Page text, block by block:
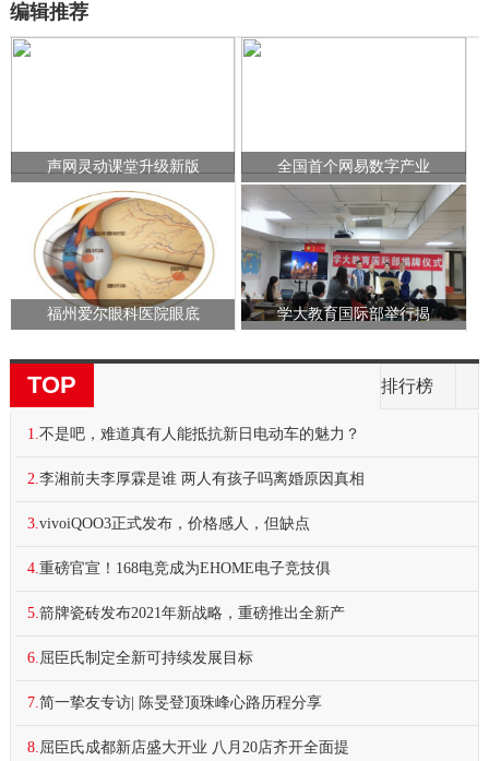
编辑推荐
声网灵动课堂升级新版 全国首个网易数字产业
福州爱尔眼科医院眼底 学大教育国际部举行揭
TOP 排行榜
1.不是吧，难道真有人能抵抗新日电动车的魅力？
2.李湘前夫李厚霖是谁 两人有孩子吗离婚原因真相
3.vivoiQOO3正式发布，价格感人，但缺点
4.重磅官宣！168电竞成为EHOME电子竞技俱
5.箭牌瓷砖发布2021年新战略，重磅推出全新产
6.屈臣氏制定全新可持续发展目标
7.简一挚友专访| 陈旻登顶珠峰心路历程分享
8.屈臣氏成都新店盛大开业 八月20店齐开全面提